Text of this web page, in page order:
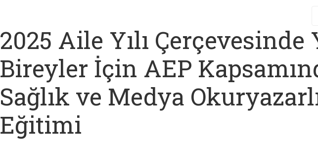
2025 Aile Yılı Çerçevesinde
Bireyler İçin AEP
Sağlık ve Medya
Eğitimi